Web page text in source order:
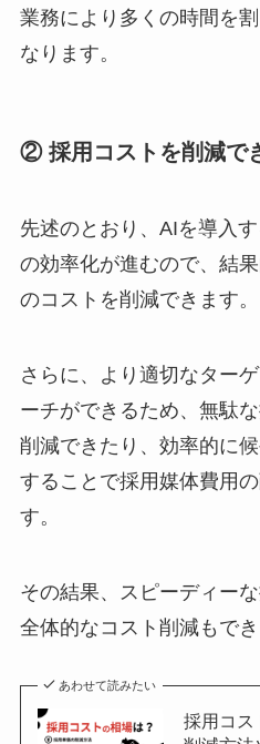
業務により多くの時間を
なります。
② 採用コストを削減で
先述のとおり、AIを導入
の効率化が進むので、結
のコストを削減できます。
さらに、より適切なター
ーチができるため、無駄
削減できたり、効率的に
することで採用媒体費用
す。
その結果、スピーディー
全体的なコスト削減もでき
あわせて読みたい
採用コス